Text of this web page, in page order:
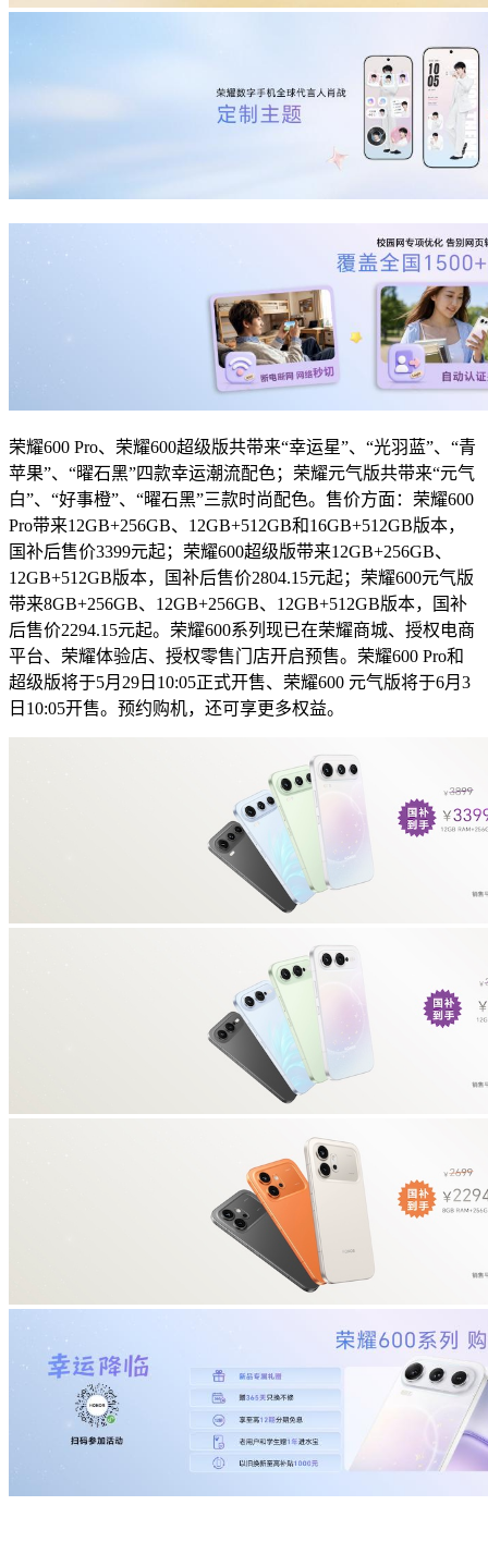
荣耀600 Pro、荣耀600超级版共带来“幸运星”、“光羽蓝”、“青
苹果”、“曜石黑”四款幸运潮流配色；荣耀元气版共带来“元气
白”、“好事橙”、“曜石黑”三款时尚配色。售价方面：荣耀600
Pro带来12GB+256GB、12GB+512GB和16GB+512GB版本，
国补后售价3399元起；荣耀600超级版带来12GB+256GB、
12GB+512GB版本，国补后售价2804.15元起；荣耀600元气版
带来8GB+256GB、12GB+256GB、12GB+512GB版本，国补
后售价2294.15元起。荣耀600系列现已在荣耀商城、授权电商
平台、荣耀体验店、授权零售门店开启预售。荣耀600 Pro和
超级版将于5月29日10:05正式开售、荣耀600 元气版将于6月3
日10:05开售。预约购机，还可享更多权益。